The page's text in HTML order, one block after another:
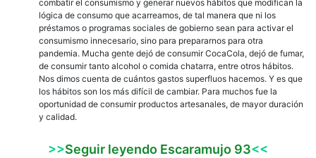
combatir el consumismo y generar nuevos hábitos que modifican la
lógica de consumo que acarreamos, de tal manera que ni los
préstamos o programas sociales de gobierno sean para activar el
consumismo innecesario, sino para prepararnos para otra
pandemia. Mucha gente dejó de consumir CocaCola, dejó de fumar,
de consumir tanto alcohol o comida chatarra, entre otros hábitos.
Nos dimos cuenta de cuántos gastos superfluos hacemos. Y es que
los hábitos son los más difícil de cambiar. Para muchos fue la
oportunidad de consumir productos artesanales, de mayor duración
y calidad.
>>Seguir leyendo Escaramujo 93<<